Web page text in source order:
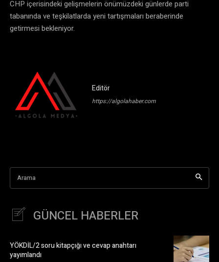
CHP içerisindeki gelişmelerin önümüzdeki günlerde parti
tabanında ve teşkilatlarda yeni tartışmaları beraberinde
getirmesi bekleniyor.
Editör
https://algolahaber.com
Arama
GÜNCEL HABERLER
YÖKDİL/2 soru kitapçığı ve cevap anahtarı
yayımlandı